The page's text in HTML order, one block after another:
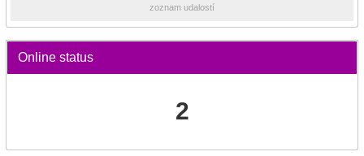
zoznam udalostí
Online status
2